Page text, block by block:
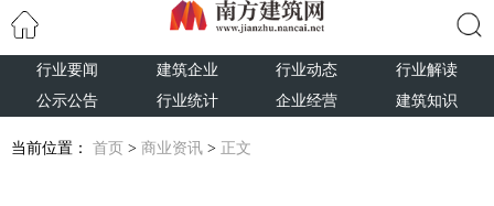
行业要闻 建筑企业 行业动态
行业解读
公示公告
行业统计 企业经营 建筑知识
当前位置： 首页 > 商业资讯 > 正文